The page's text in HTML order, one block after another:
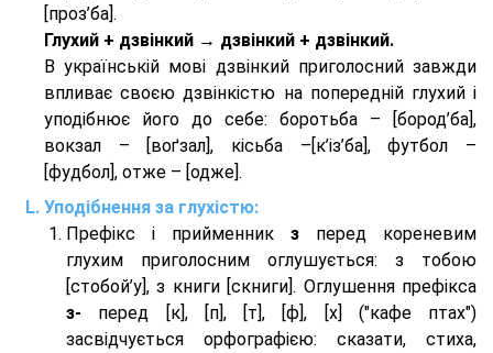
[проз’ба].
Глухий + дзвінкий → дзвінкий + дзвінкий.
В українській мові дзвінкий приголосний завжди
впливає своєю дзвінкістю на попередній глухий і
уподібнює його до себе: боротьба – [бород’ба],
вокзал – [воґзал], кісьба –[к’із’ба], футбол –
[фудбол], отже – [одже].
Уподібнення за глухістю:
Префікс і прийменник з перед кореневим
глухим приголосним оглушується: з тобою
[стобой’у], з книги [скниги]. Оглушення префікса
з- перед [к], [п], [т], [ф], [х] ("кафе птах")
засвідчується орфографією: сказати, стиха,